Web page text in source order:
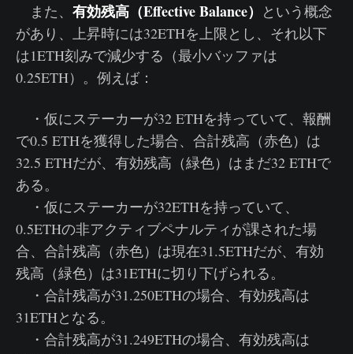
また、 有効残高（Effective Balance） という概念
があり、上昇時には32ETHを上限とし、それ以下
は1ETH刻みで減少する（最小バッファは
0.25ETH）。例えば：
・仮にステーカーが32 ETHを持っていて、報酬
で0.5 ETHを獲得した場合、合計残高（赤色）は
32.5 ETHだが、有効残高（緑色）はまだ32 ETHで
ある。
・仮にステーカーが32ETHを持っていて、
0.5ETHの非アクティブペナルティが課された場
合、合計残高（赤色）は現在31.5ETHだが、有効
残高（緑色）は31ETHに切り下げられる。
・合計残高が31.250ETHの場合、有効残高は
31ETHとなる。
・合計残高が31.249ETHの場合、有効残高は